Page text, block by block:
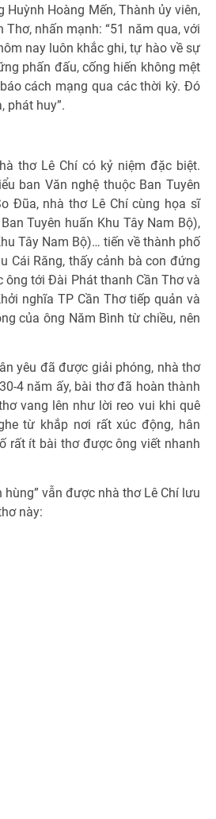
Hoàng Mến, Thành ủy viên,
nhấn mạnh: “51 năm qua, với
nay luôn khắc ghi, tự hào về sự
phấn đấu, cống hiến không mệt
cách mạng qua các thời kỳ. Đó
phát huy”.
thơ Lê Chí có kỷ niệm đặc biệt.
ban Văn nghệ thuộc Ban Tuyên
Đũa, nhà thơ Lê Chí cùng họa sĩ
Tuyên huấn Khu Tây Nam Bộ),
Tây Nam Bộ)… tiến về thành phố
Cái Răng, thấy cảnh bà con đứng
ông tới Đài Phát thanh Cần Thơ và
nghĩa TP Cần Thơ tiếp quản và
của ông Năm Bình từ chiều, nên
yêu đã được giải phóng, nhà thơ
4 năm ấy, bài thơ đã hoàn thành
vang lên như lời reo vui khi quê
từ khắp nơi rất xúc động, hân
rất ít bài thơ được ông viết nhanh
vẫn được nhà thơ Lê Chí lưu
này: